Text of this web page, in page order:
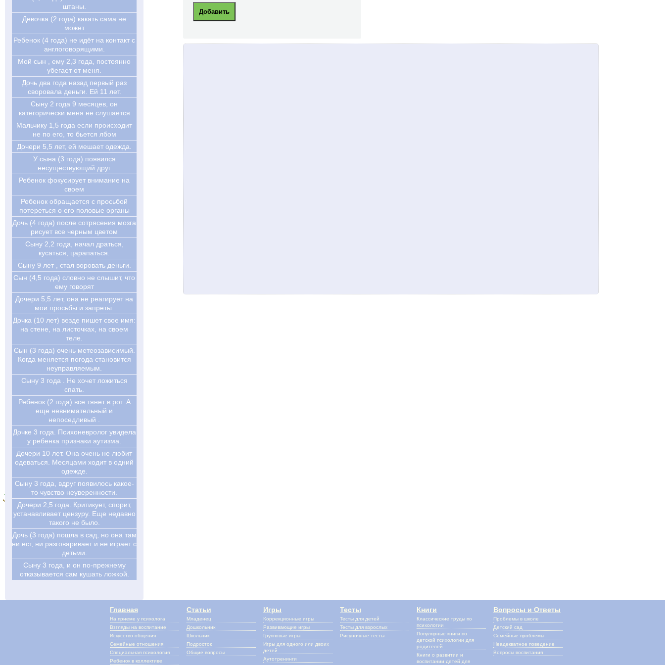
штаны.
Девочка (2 года) какать сама не
может
Ребенок (4 года) не идёт на контакт с
англоговорящими.
Мой сын , ему 2,3 года, постоянно
убегает от меня.
Дочь два года назад первый раз
своровала деньги. Ей 11 лет.
Cыну 2 года 9 месяцев, он
категорически меня не слушается
Мальчику 1,5 года если происходит
не по его, то бьется лбом
Дочери 5,5 лет, ей мешает одежда.
У сына (3 года) появился
несуществующий друг
Ребенок фокусирует внимание на
своем
Ребенок обращается с просьбой
потереться о его половые органы
Дочь (4 года) после сотрясения мозга
рисует все черным цветом
Сыну 2,2 года, начал драться,
кусаться, царапаться.
Сыну 9 лет , стал воровать деньги.
Сын (4,5 года) словно не слышит, что
ему говорят
Дочери 5,5 лет, она не реагирует на
мои просьбы и запреты.
Дочка (10 лет) везде пишет свое имя:
на стене, на листочках, на своем
теле.
Сын (3 года) очень метеозависимый.
Когда меняется погода становится
неуправляемым.
Сыну 3 года . Не хочет ложиться
спать.
Ребенок (2 года) все тянет в рот. А
еще невнимательный и
непоседливый .
Дочке 3 года. Психоневролог увидела
у ребенка признаки аутизма.
Дочери 10 лет. Она очень не любит
одеваться. Месяцами ходит в одний
одежде.
Сыну 3 года, вдруг появилось какое-
то чувство неуверенности.
Дочери 2,5 года. Критикует, спорит,
устанавливает цензуру. Еще недавно
такого не было.
Дочь (3 года) пошла в сад, но она там
ни ест, ни разговаривает и не играет с
детьми.
Сыну 3 года, и он по-прежнему
отказывается сам кушать ложкой.
Главная
На приеме у психолога
Взгляды на воспитание
Искусство общения
Семейные отношения
Специальная психология
Ребенок в коллективе
Статьи
Младенец
Дошкольник
Школьник
Подросток
Общие вопросы
Игры
Коррекционные игры
Развивающие игры
Групповые игры
Игры для одного или двоих
детей
Аутотренинги
Тесты
Тесты для детей
Тесты для взрослых
Рисуночные тесты
Книги
Классические труды по
психологии
Популярные книги по
детской психологии для
родителей
Книги о развитии и
воспитании детей для
Вопросы и Ответы
Проблемы в школе
Детский сад
Семейные проблемы
Неадекватное поведение
Вопросы воспитания